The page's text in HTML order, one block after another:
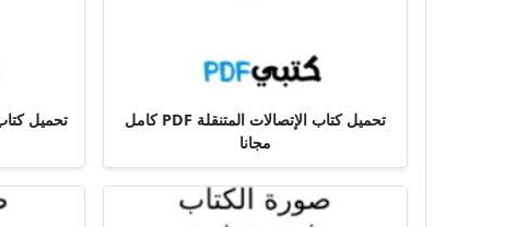
تحميل كتاب الإتصالات المتنقلة PDF كامل
مجانا